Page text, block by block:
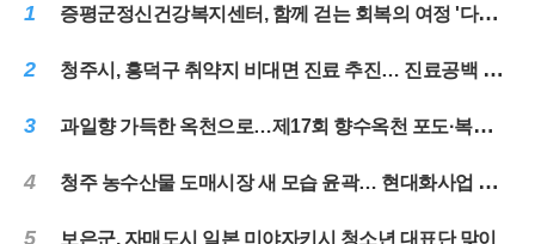
1 증평군정신건강복지센터, 함께 걷는 회복의 여정 '다시ON, 여름나들이'
2 청주시, 흥덕구 취약지 비대면 진료 추진… 진료공백 해소
3 과일향 가득한 옥천으로…제17회 향수옥천 포도·복숭아축제 31일 개막
4 청주 농수산물 도매시장 새 모습 윤곽… 현대화사업 순항
5 보은군, 자매도시 일본 미야자키시 청소년 대표단 맞이